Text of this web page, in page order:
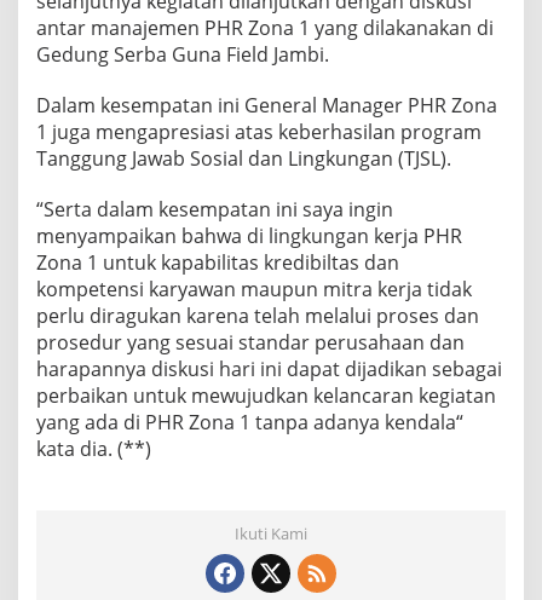
antar manajemen PHR Zona 1 yang dilakanakan di
Gedung Serba Guna Field Jambi.
Dalam kesempatan ini General Manager PHR Zona
1 juga mengapresiasi atas keberhasilan program
Tanggung Jawab Sosial dan Lingkungan (TJSL).
“Serta dalam kesempatan ini saya ingin
menyampaikan bahwa di lingkungan kerja PHR
Zona 1 untuk kapabilitas kredibiltas dan
kompetensi karyawan maupun mitra kerja tidak
perlu diragukan karena telah melalui proses dan
prosedur yang sesuai standar perusahaan dan
harapannya diskusi hari ini dapat dijadikan sebagai
perbaikan untuk mewujudkan kelancaran kegiatan
yang ada di PHR Zona 1 tanpa adanya kendala“
kata dia. (**)
Ikuti Kami